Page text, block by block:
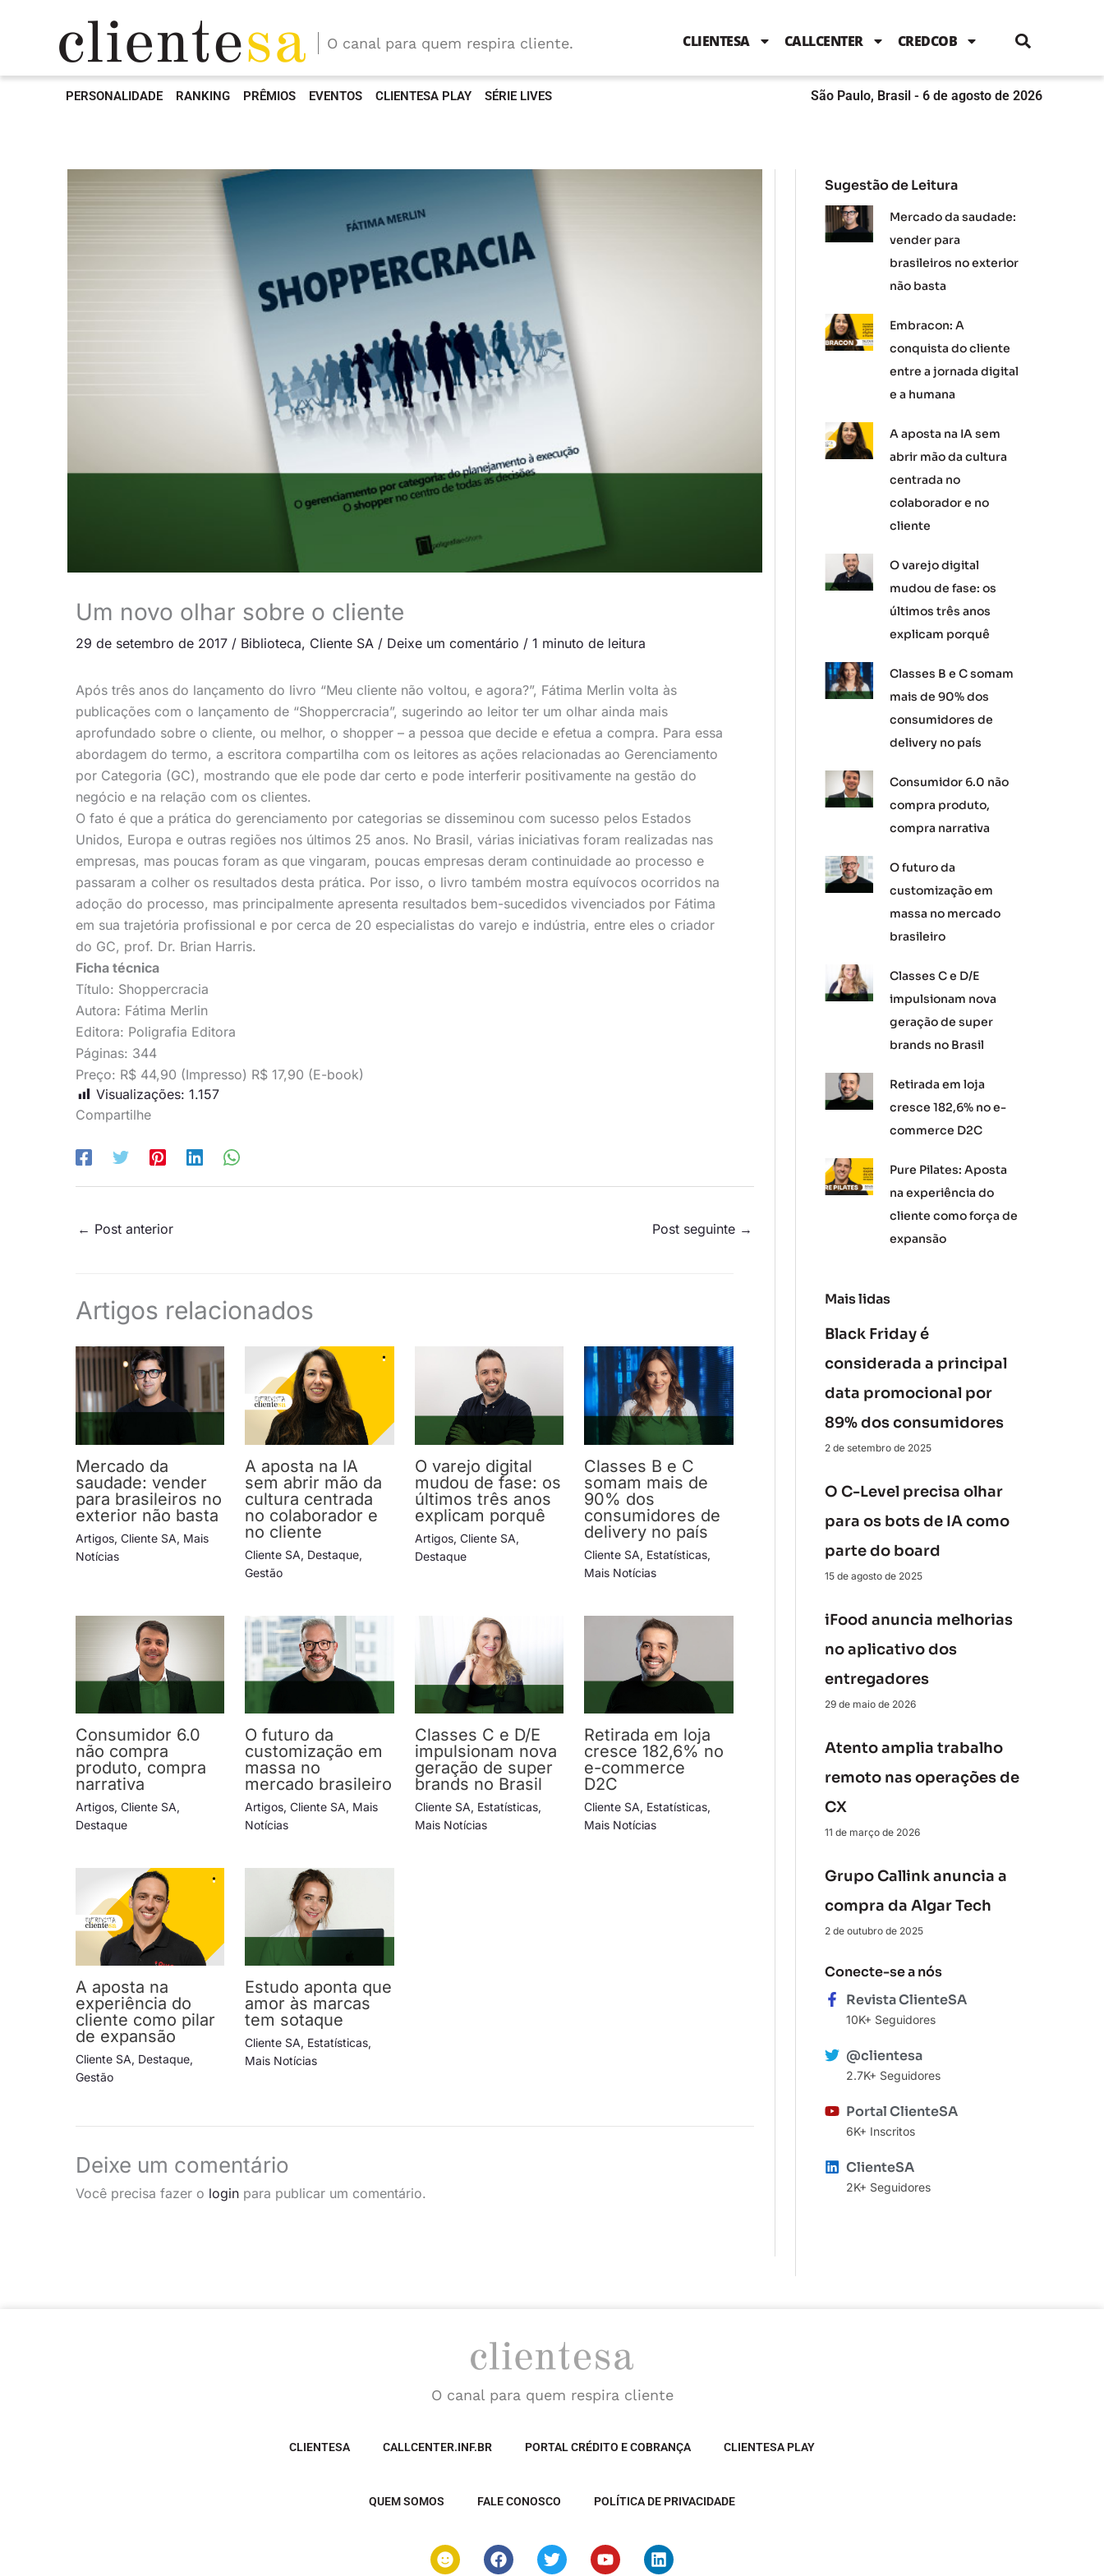
b
o
k
t
e
b
n
g
a
m
O canal para quem respira cliente. CLIENTESA CALLCENTER CREDCOB
PERSONALIDADE RANKING PRÊMIOS EVENTOS CLIENTESA PLAY SÉRIE LIVES São Paulo, Brasil - 6 de agosto de 2026
Um novo olhar sobre o cliente
29 de setembro de 2017 / Biblioteca, Cliente SA / Deixe um comentário / 1 minuto de leitura
Após três anos do lançamento do livro “Meu cliente não voltou, e agora?”, Fátima Merlin volta às
publicações com o lançamento de “Shoppercracia”, sugerindo ao leitor ter um olhar ainda mais
aprofundado sobre o cliente, ou melhor, o shopper – a pessoa que decide e efetua a compra. Para essa
abordagem do termo, a escritora compartilha com os leitores as ações relacionadas ao Gerenciamento
por Categoria (GC), mostrando que ele pode dar certo e pode interferir positivamente na gestão do
negócio e na relação com os clientes.
O fato é que a prática do gerenciamento por categorias se disseminou com sucesso pelos Estados
Unidos, Europa e outras regiões nos últimos 25 anos. No Brasil, várias iniciativas foram realizadas nas
empresas, mas poucas foram as que vingaram, poucas empresas deram continuidade ao processo e
passaram a colher os resultados desta prática. Por isso, o livro também mostra equívocos ocorridos na
adoção do processo, mas principalmente apresenta resultados bem-sucedidos vivenciados por Fátima
em sua trajetória profissional e por cerca de 20 especialistas do varejo e indústria, entre eles o criador
do GC, prof. Dr. Brian Harris.
Ficha técnica
Título: Shoppercracia
Autora: Fátima Merlin
Editora: Poligrafia Editora
Páginas: 344
Preço: R$ 44,90 (Impresso) R$ 17,90 (E-book)
Visualizações: 1.157
Compartilhe
← Post anterior Post seguinte →
Artigos relacionados
Mercado da
saudade: vender
para brasileiros no
exterior não basta
Artigos, Cliente SA, Mais
Notícias
A aposta na IA
sem abrir mão da
cultura centrada
no colaborador e
no cliente
Cliente SA, Destaque,
Gestão
O varejo digital
mudou de fase: os
últimos três anos
explicam porquê
Artigos, Cliente SA,
Destaque
Classes B e C
somam mais de
90% dos
consumidores de
delivery no país
Cliente SA, Estatísticas,
Mais Notícias
Consumidor 6.0
não compra
produto, compra
narrativa
Artigos, Cliente SA,
Destaque
O futuro da
customização em
massa no
mercado brasileiro
Artigos,Cliente SA, Mais
Notícias
Classes C e D/E
impulsionam nova
geração de super
brands no Brasil
Cliente SA, Estatísticas,
Mais Notícias
Retirada em loja
cresce 182,6% no
e-commerce
D2C
Cliente SA, Estatísticas,
Mais Notícias
A aposta na
experiência do
cliente como pilar
de expansão
Cliente SA, Destaque,
Gestão
Estudo aponta que
amor às marcas
tem sotaque
Cliente SA, Estatísticas,
Mais Notícias
Deixe um comentário
Você precisa fazer o login para publicar um comentário.
Sugestão de Leitura
Mercado da saudade:
vender para
brasileiros no exterior
não basta
Embracon: A
conquista do cliente
entre a jornada digital
e a humana
A aposta na IA sem
abrir mão da cultura
centrada no
colaborador e no
cliente
O varejo digital
mudou de fase: os
últimos três anos
explicam porquê
Classes B e C somam
mais de 90% dos
consumidores de
delivery no país
Consumidor 6.0 não
compra produto,
compra narrativa
O futuro da
customização em
massa no mercado
brasileiro
Classes C e D/E
impulsionam nova
geração de super
brands no Brasil
Retirada em loja
cresce 182,6% no e-
commerce D2C
Pure Pilates: Aposta
na experiência do
cliente como força de
expansão
Mais lidas
Black Friday é
considerada a principal
data promocional por
89% dos consumidores
2 de setembro de 2025
O C-Level precisa olhar
para os bots de IA como
parte do board
15 de agosto de 2025
iFood anuncia melhorias
no aplicativo dos
entregadores
29 de maio de 2026
Atento amplia trabalho
remoto nas operações de
CX
11 de março de 2026
Grupo Callink anuncia a
compra da Algar Tech
2 de outubro de 2025
Conecte-se a nós
Revista ClienteSA
10K+ Seguidores
@clientesa
2.7K+ Seguidores
Portal ClienteSA
6K+ Inscritos
ClienteSA
2K+ Seguidores
O canal para quem respira cliente
CLIENTESA CALLCENTER.INF.BR PORTAL CRÉDITO E COBRANÇA CLIENTESA PLAY
QUEM SOMOS FALE CONOSCO POLÍTICA DE PRIVACIDADE
S
m
F
a
T
w
Y
o
L
i